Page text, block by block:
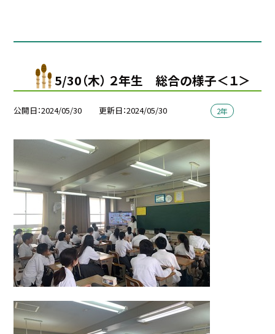
5/30（木） ２年生 総合の様子＜１＞
公開日 2024/05/30 更新日 2024/05/30 2年